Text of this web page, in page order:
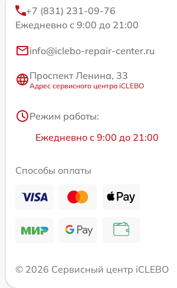
+7 (831) 231-09-76
Ежедневно с 9:00 до 21:00
info@iclebo-repair-center.ru
Проспект Ленина, 33
Адрес сервисного центра iCLEBO
Режим работы:
Ежедневно с 9:00 до 21:00
Способы оплаты
© 2026 Сервисный центр iCLEBO